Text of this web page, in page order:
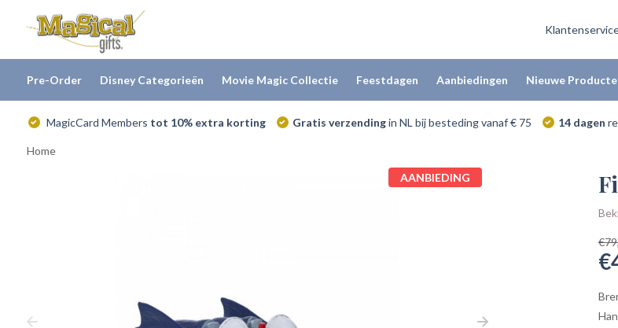
Pre-Order Disney Categorieën Movie Magic Collectie Feestdagen Aanbiedingen Nieuwe
MagicCard Members tot 10% extra korting Gratis verzendingin NL bij besteding vanaf € 75 14 dagen
Home
AANBIEDING